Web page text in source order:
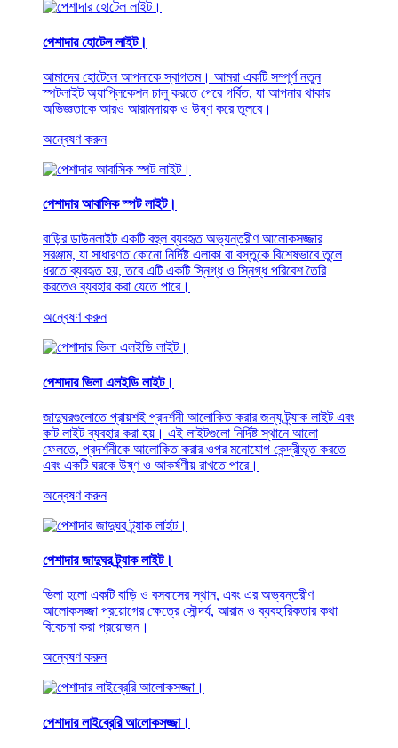
পেশাদার হোটেল লাইট।
আমাদের হোটেলে আপনাকে স্বাগতম। আমরা একটি সম্পূর্ণ নতুন
স্পটলাইট অ্যাপ্লিকেশন চালু করতে পেরে গর্বিত, যা আপনার থাকার
অভিজ্ঞতাকে আরও আরামদায়ক ও উষ্ণ করে তুলবে।
অন্বেষণ করুন
পেশাদার আবাসিক স্পট লাইট।
বাড়ির ডাউনলাইট একটি বহুল ব্যবহৃত অভ্যন্তরীণ আলোকসজ্জার
সরঞ্জাম, যা সাধারণত কোনো নির্দিষ্ট এলাকা বা বস্তুকে বিশেষভাবে তুলে
ধরতে ব্যবহৃত হয়, তবে এটি একটি স্নিগ্ধ ও স্নিগ্ধ পরিবেশ তৈরি
করতেও ব্যবহার করা যেতে পারে।
অন্বেষণ করুন
পেশাদার ভিলা এলইডি লাইট।
জাদুঘরগুলোতে প্রায়শই প্রদর্শনী আলোকিত করার জন্য ট্র্যাক লাইট এবং
কাট লাইট ব্যবহার করা হয়। এই লাইটগুলো নির্দিষ্ট স্থানে আলো
ফেলতে, প্রদর্শনীকে আলোকিত করার ওপর মনোযোগ কেন্দ্রীভূত করতে
এবং একটি ঘরকে উষ্ণ ও আকর্ষণীয় রাখতে পারে।
অন্বেষণ করুন
পেশাদার জাদুঘর ট্র্যাক লাইট।
ভিলা হলো একটি বাড়ি ও বসবাসের স্থান, এবং এর অভ্যন্তরীণ
আলোকসজ্জা প্রয়োগের ক্ষেত্রে সৌন্দর্য, আরাম ও ব্যবহারিকতার কথা
বিবেচনা করা প্রয়োজন।
অন্বেষণ করুন
পেশাদার লাইব্রেরি আলোকসজ্জা।